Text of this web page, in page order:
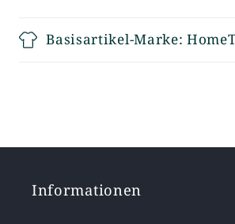
Basisartikel-Marke:
Informationen